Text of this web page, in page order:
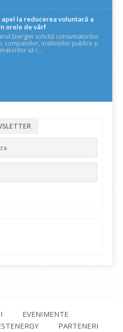
la reducerea voluntară a
orele de vârf
Energiei solicită consumatorilor
companiilor, instituțiilor publice și
să r...
EVENIMENTE
PARTENERI